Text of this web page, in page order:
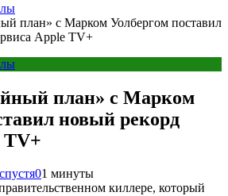
план» с Марком Уолбергом поставил
Apple TV+
план» с Марком
новый рекорд
TV+
01 минуты
киллере, который